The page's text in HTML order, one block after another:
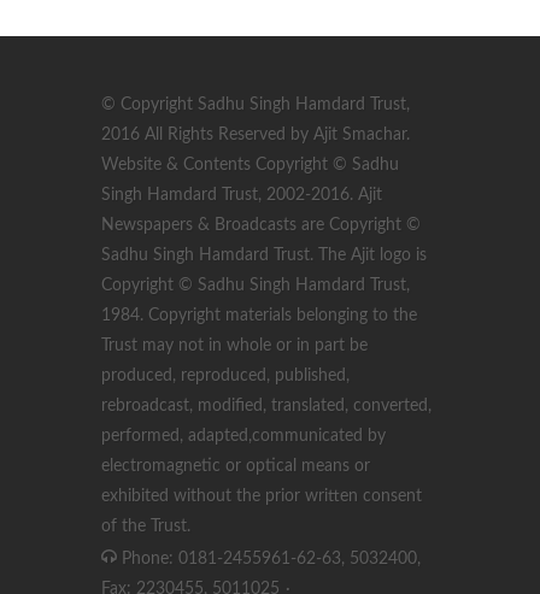
© Copyright Sadhu Singh Hamdard Trust,
2016 All Rights Reserved by Ajit Smachar.
Website & Contents Copyright © Sadhu
Singh Hamdard Trust, 2002-2016. Ajit
Newspapers & Broadcasts are Copyright ©
Sadhu Singh Hamdard Trust. The Ajit logo is
Copyright © Sadhu Singh Hamdard Trust,
1984. Copyright materials belonging to the
Trust may not in whole or in part be
produced, reproduced, published,
rebroadcast, modified, translated, converted,
performed, adapted,communicated by
electromagnetic or optical means or
exhibited without the prior written consent
of the Trust.
Phone: 0181-2455961-62-63, 5032400,
Fax: 2230455, 5011025 ·